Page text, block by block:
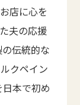
店に心を
夫の応援
伝統的な
クペイン
本で初め